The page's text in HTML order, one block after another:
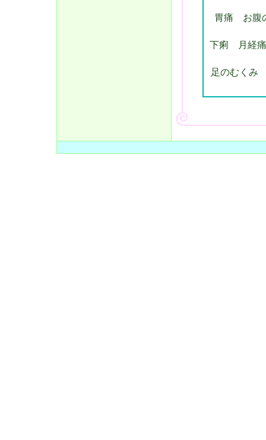
胃痛 お腹
下痢 月経
足のむくみ